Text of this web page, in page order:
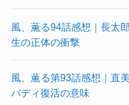
風、薫る94話感想｜長太
生の正体の衝撃
風、薫る第93話感想｜直
バディ復活の意味